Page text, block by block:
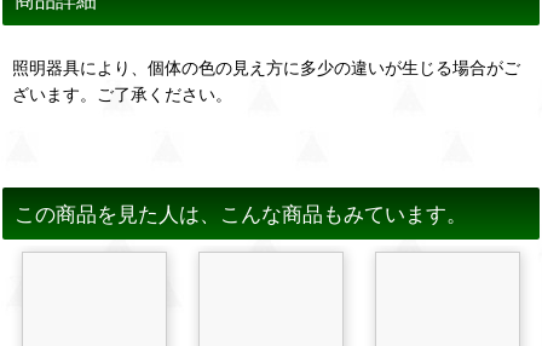
照明器具により、個体の色の見え方に多少の違いが生じる場合がご
ざいます。ご了承ください。
この商品を見た人は、こんな商品もみています。